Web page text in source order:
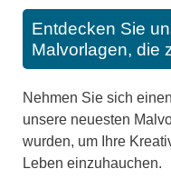
Entdecken Sie
Malvorlagen, die
Nehmen Sie sich
unsere neuesten
wurden, um Ihre
Leben einzuhauchen.